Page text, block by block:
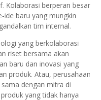
Kolaborasi berperan besar
ide baru yang mungkin
tim internal.
yang berkolaborasi
riset bersama akan
baru dan inovasi yang
produk. Atau, perusahaan
dengan mitra di
yang tidak hanya